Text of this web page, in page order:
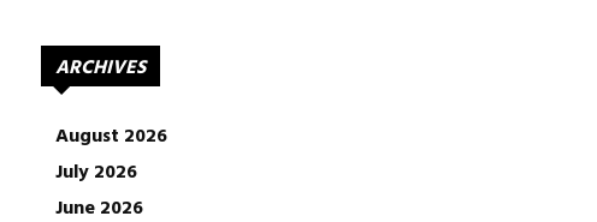
ARCHIVES
August 2026
July 2026
June 2026